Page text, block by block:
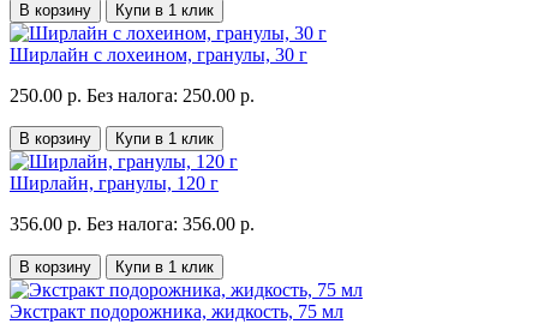
В корзину Купи в 1 клик
Ширлайн с лохеином, гранулы, 30 г
250.00 р. Без налога: 250.00 р.
В корзину Купи в 1 клик
Ширлайн, гранулы, 120 г
356.00 р. Без налога: 356.00 р.
В корзину Купи в 1 клик
Экстракт подорожника, жидкость, 75 мл